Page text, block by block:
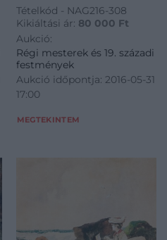
Tételkód - NAG216-308
Kikiáltási ár: 80 000 Ft
Aukció:
Régi mesterek és 19. századi
festmények
Aukció időpontja: 2016-05-31
17:00
MEGTEKINTEM